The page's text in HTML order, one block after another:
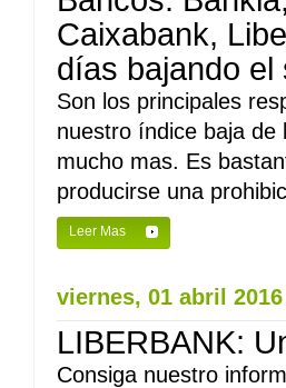
Caixabank,
días bajando el
Son los principales
nuestro índice baja de
mucho mas. Es
producirse una
Leer Mas
viernes, 01 abril
LIBERBANK:
Consiga nuestro